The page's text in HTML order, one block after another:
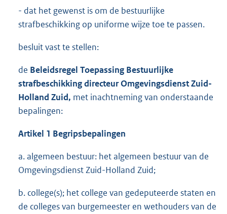
- dat het gewenst is om de bestuurlijke
strafbeschikking op uniforme wijze toe te passen.
besluit vast te stellen:
de Beleidsregel Toepassing Bestuurlijke
strafbeschikking directeur Omgevingsdienst Zuid-
Holland Zuid, met inachtneming van onderstaande
bepalingen:
Artikel 1 Begripsbepalingen
a. algemeen bestuur: het algemeen bestuur van de
Omgevingsdienst Zuid-Holland Zuid;
b. college(s); het college van gedeputeerde staten en
de colleges van burgemeester en wethouders van de